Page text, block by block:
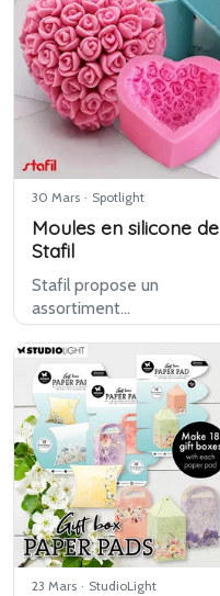
caractère robuste, avec
des thèmes comme
l’atelier, le maté…
30 Mars · Spotlight
Moules en silicone de
Stafil
Stafil propose un
assortiment
étonnamment vaste de
moules en silicone pour
des applications
créatives et décoratives.
Dans cet article, nous
mettons pas moins de
80 modèles diff…
23 Mars · StudioLight